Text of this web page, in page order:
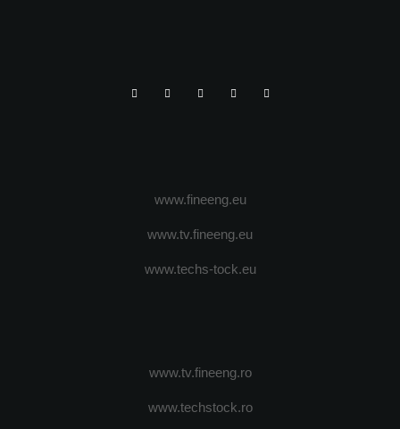
www.fineeng.eu
www.tv.fineeng.eu
www.techs-tock.eu
www.tv.fineeng.ro
www.techstock.ro